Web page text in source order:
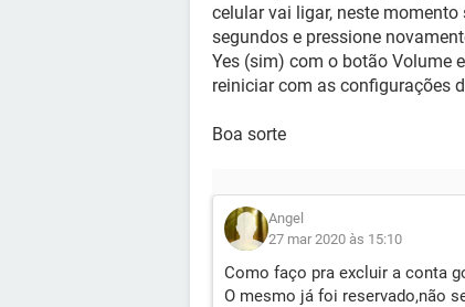
celular vai ligar, neste
segundos e pressione
Yes (sim) com o botão Volume
reiniciar com as configurações
Boa sorte
Angel
27 mar 2020 às 15:10
Como faço pra excluir a conta
O mesmo já foi reservado,não